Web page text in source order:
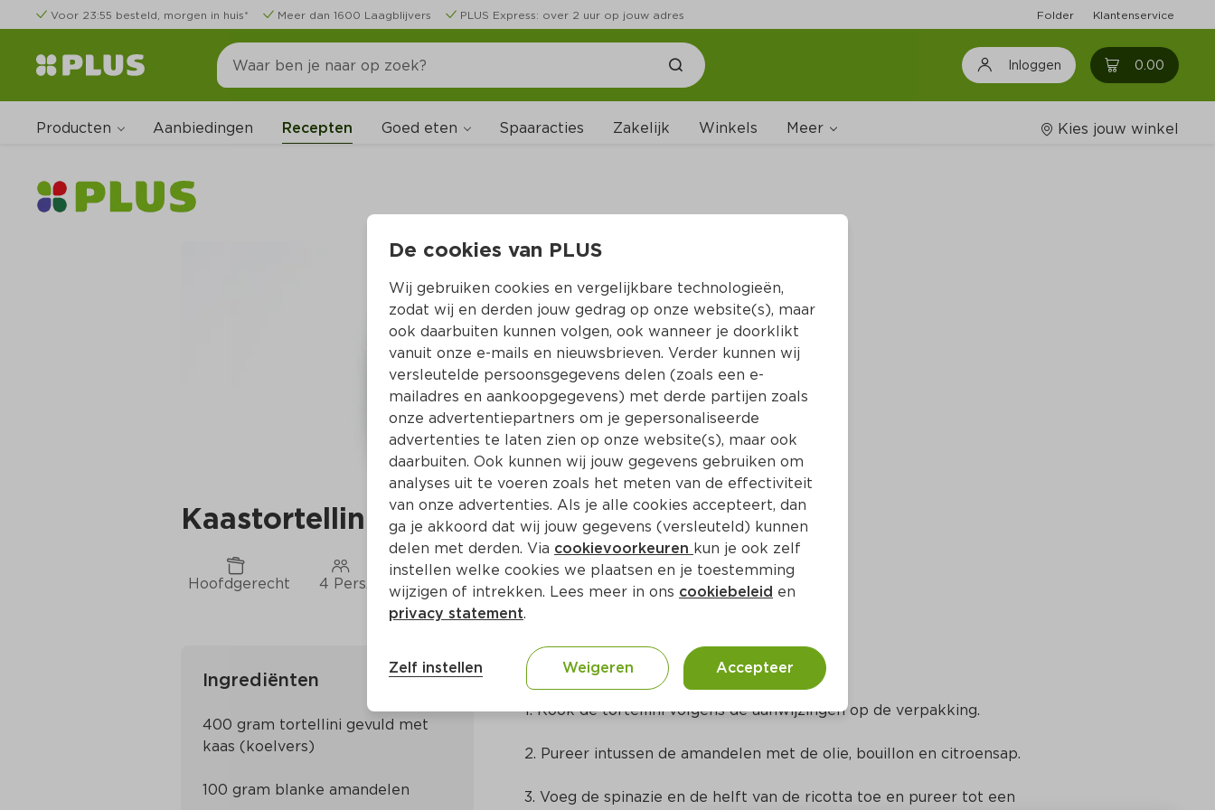
Voor 23:55 besteld, morgen in huis* Meer dan 1600 Laagblijvers PLUS Express: over 2 uur op jouw adres Folder Klantenservice
Inloggen 0.00 0
Producten Aanbiedingen Recepten Goed eten Spaaracties Zakelijk Winkels Meer Kies jouw winkel
Kaastortellini met spinazie en amandel
Hoofdgerecht 4 Pers. Ca. 20 Min Europees
Ingrediënten
400 gram tortellini gevuld met
Bereidingswijze
1. Kook de tortellini volgens de aanwijzingen op de verpakking.
2. Pureer intussen de amandelen met de olie, bouillon en citroensap.
3. Voeg de spinazie en de helft van de ricotta toe en pureer tot een
De cookies van PLUS
Wij gebruiken cookies en vergelijkbare technologieën,
zodat wij en derden jouw gedrag op onze website(s), maar
ook daarbuiten kunnen volgen, ook wanneer je doorklikt
vanuit onze e-mails en nieuwsbrieven. Verder kunnen wij
versleutelde persoonsgegevens delen (zoals een e-
mailadres en aankoopgegevens) met derde partijen zoals
onze advertentiepartners om je gepersonaliseerde
advertenties te laten zien op onze website(s), maar ook
daarbuiten. Ook kunnen wij jouw gegevens gebruiken om
analyses uit te voeren zoals het meten van de effectiviteit
van onze advertenties. Als je alle cookies accepteert, dan
ga je akkoord dat wij jouw gegevens (versleuteld) kunnen
delen met derden. Via cookievoorkeuren kun je ook zelf
instellen welke cookies we plaatsen en je toestemming
wijzigen of intrekken. Lees meer in ons cookiebeleid en
privacy statement.
Zelf instellen Weigeren Accepteer